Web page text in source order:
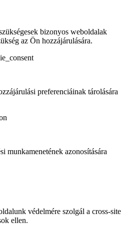
bizonyos weboldalak
az Ön hozzájárulására.
preferenciáinak tárolására
munkamenetének azonosítására
védelmére szolgál a cross-site
ellen.